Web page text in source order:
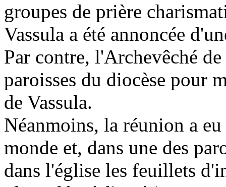
groupes de prière
Vassula a été annoncée
Par contre, l'Archevêché
paroisses du diocèse pour
de Vassula.
Néanmoins, la réunion a
monde et, dans une des
dans l'église les feuillets